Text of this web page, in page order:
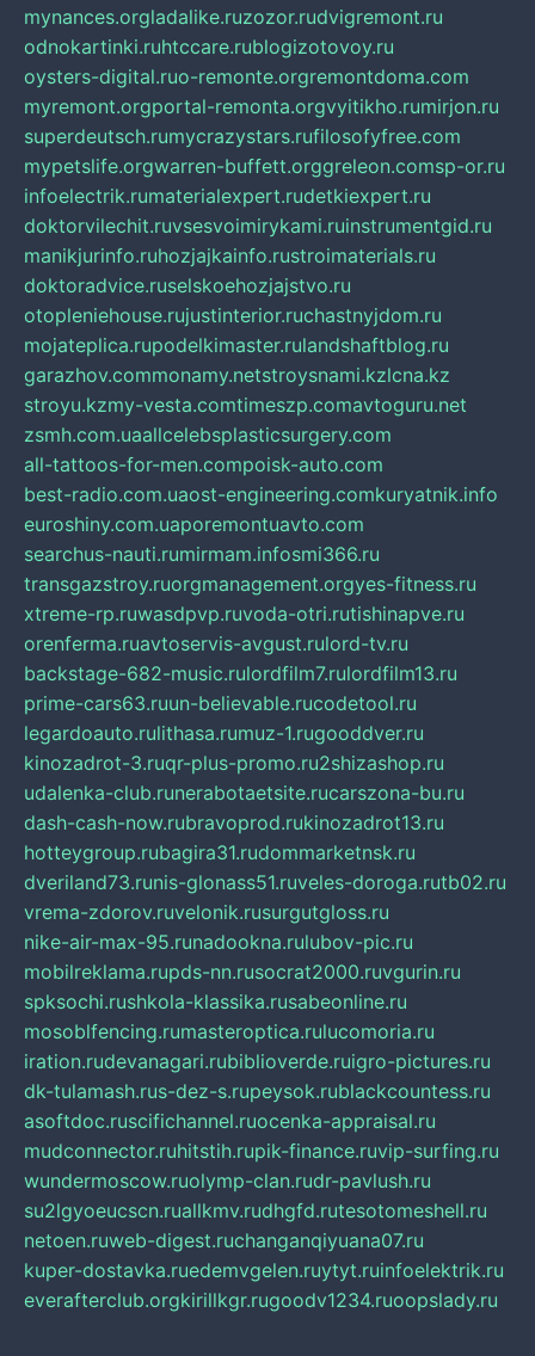
mynances.orgladalike.ruzozor.rudvigremont.ru
odnokartinki.ruhtccare.rublogizotovoy.ru
oysters-digital.ruo-remonte.orgremontdoma.com
myremont.orgportal-remonta.orgvyitikho.rumirjon.ru
superdeutsch.rumycrazystars.rufilosofyfree.com
mypetslife.orgwarren-buffett.orggreleon.comsp-or.ru
infoelectrik.rumaterialexpert.rudetkiexpert.ru
doktorvilechit.ruvsesvoimirykami.ruinstrumentgid.ru
manikjurinfo.ruhozjajkainfo.rustroimaterials.ru
doktoradvice.ruselskoehozjajstvo.ru
otopleniehouse.rujustinterior.ruchastnyjdom.ru
mojateplica.rupodelkimaster.rulandshaftblog.ru
garazhov.commonamy.netstroysnami.kzlcna.kz
stroyu.kzmy-vesta.comtimeszp.comavtoguru.net
zsmh.com.uaallcelebsplasticsurgery.com
all-tattoos-for-men.compoisk-auto.com
best-radio.com.uaost-engineering.comkuryatnik.info
euroshiny.com.uaporemontuavto.com
searchus-nauti.rumirmam.infosmi366.ru
transgazstroy.ruorgmanagement.orgyes-fitness.ru
xtreme-rp.ruwasdpvp.ruvoda-otri.rutishinapve.ru
orenferma.ruavtoservis-avgust.rulord-tv.ru
backstage-682-music.rulordfilm7.rulordfilm13.ru
prime-cars63.ruun-believable.rucodetool.ru
legardoauto.rulithasa.rumuz-1.rugooddver.ru
kinozadrot-3.ruqr-plus-promo.ru2shizashop.ru
udalenka-club.runerabotaetsite.rucarszona-bu.ru
dash-cash-now.rubravoprod.rukinozadrot13.ru
hotteygroup.rubagira31.rudommarketnsk.ru
dveriland73.runis-glonass51.ruveles-doroga.rutb02.ru
vrema-zdorov.ruvelonik.rusurgutgloss.ru
nike-air-max-95.runadookna.rulubov-pic.ru
mobilreklama.rupds-nn.rusocrat2000.ruvgurin.ru
spksochi.rushkola-klassika.rusabeonline.ru
mosoblfencing.rumasteroptica.rulucomoria.ru
iration.rudevanagari.rubiblioverde.ruigro-pictures.ru
dk-tulamash.rus-dez-s.rupeysok.rublackcountess.ru
asoftdoc.ruscifichannel.ruocenka-appraisal.ru
mudconnector.ruhitstih.rupik-finance.ruvip-surfing.ru
wundermoscow.ruolymp-clan.rudr-pavlush.ru
su2lgyoeucscn.ruallkmv.rudhgfd.rutesotomeshell.ru
netoen.ruweb-digest.ruchanganqiyuana07.ru
kuper-dostavka.ruedemvgelen.ruytyt.ruinfoelektrik.ru
everafterclub.orgkirillkgr.rugoodv1234.ruoopslady.ru